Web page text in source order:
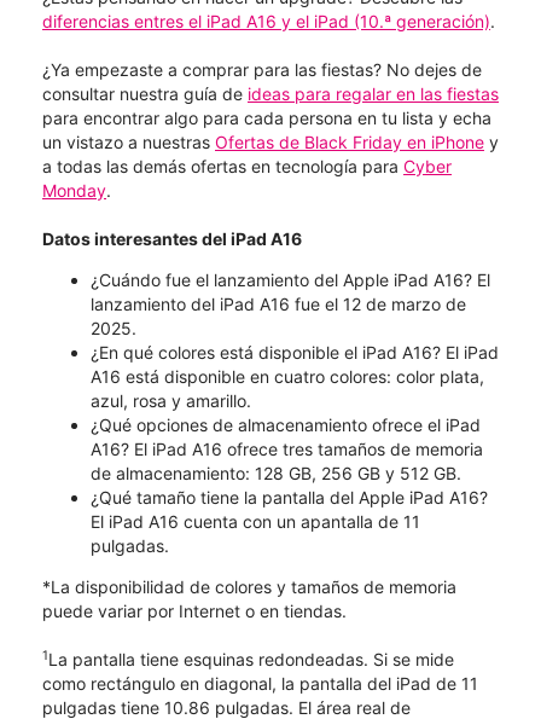
diferencias entres el iPad A16 y el iPad (10.ª generación).
¿Ya empezaste a comprar para las fiestas? No dejes de
consultar nuestra guía de ideas para regalar en las fiestas
para encontrar algo para cada persona en tu lista y echa
un vistazo a nuestras Ofertas de Black Friday en iPhone y
a todas las demás ofertas en tecnología para Cyber
Monday.
Datos interesantes del iPad A16
¿Cuándo fue el lanzamiento del Apple iPad A16? El
lanzamiento del iPad A16 fue el 12 de marzo de
2025.
¿En qué colores está disponible el iPad A16? El iPad
A16 está disponible en cuatro colores: color plata,
azul, rosa y amarillo.
¿Qué opciones de almacenamiento ofrece el iPad
A16? El iPad A16 ofrece tres tamaños de memoria
de almacenamiento: 128 GB, 256 GB y 512 GB.
¿Qué tamaño tiene la pantalla del Apple iPad A16?
El iPad A16 cuenta con un apantalla de 11
pulgadas.
*La disponibilidad de colores y tamaños de memoria
puede variar por Internet o en tiendas.
1La pantalla tiene esquinas redondeadas. Si se mide
como rectángulo en diagonal, la pantalla del iPad de 11
pulgadas tiene 10.86 pulgadas. El área real de